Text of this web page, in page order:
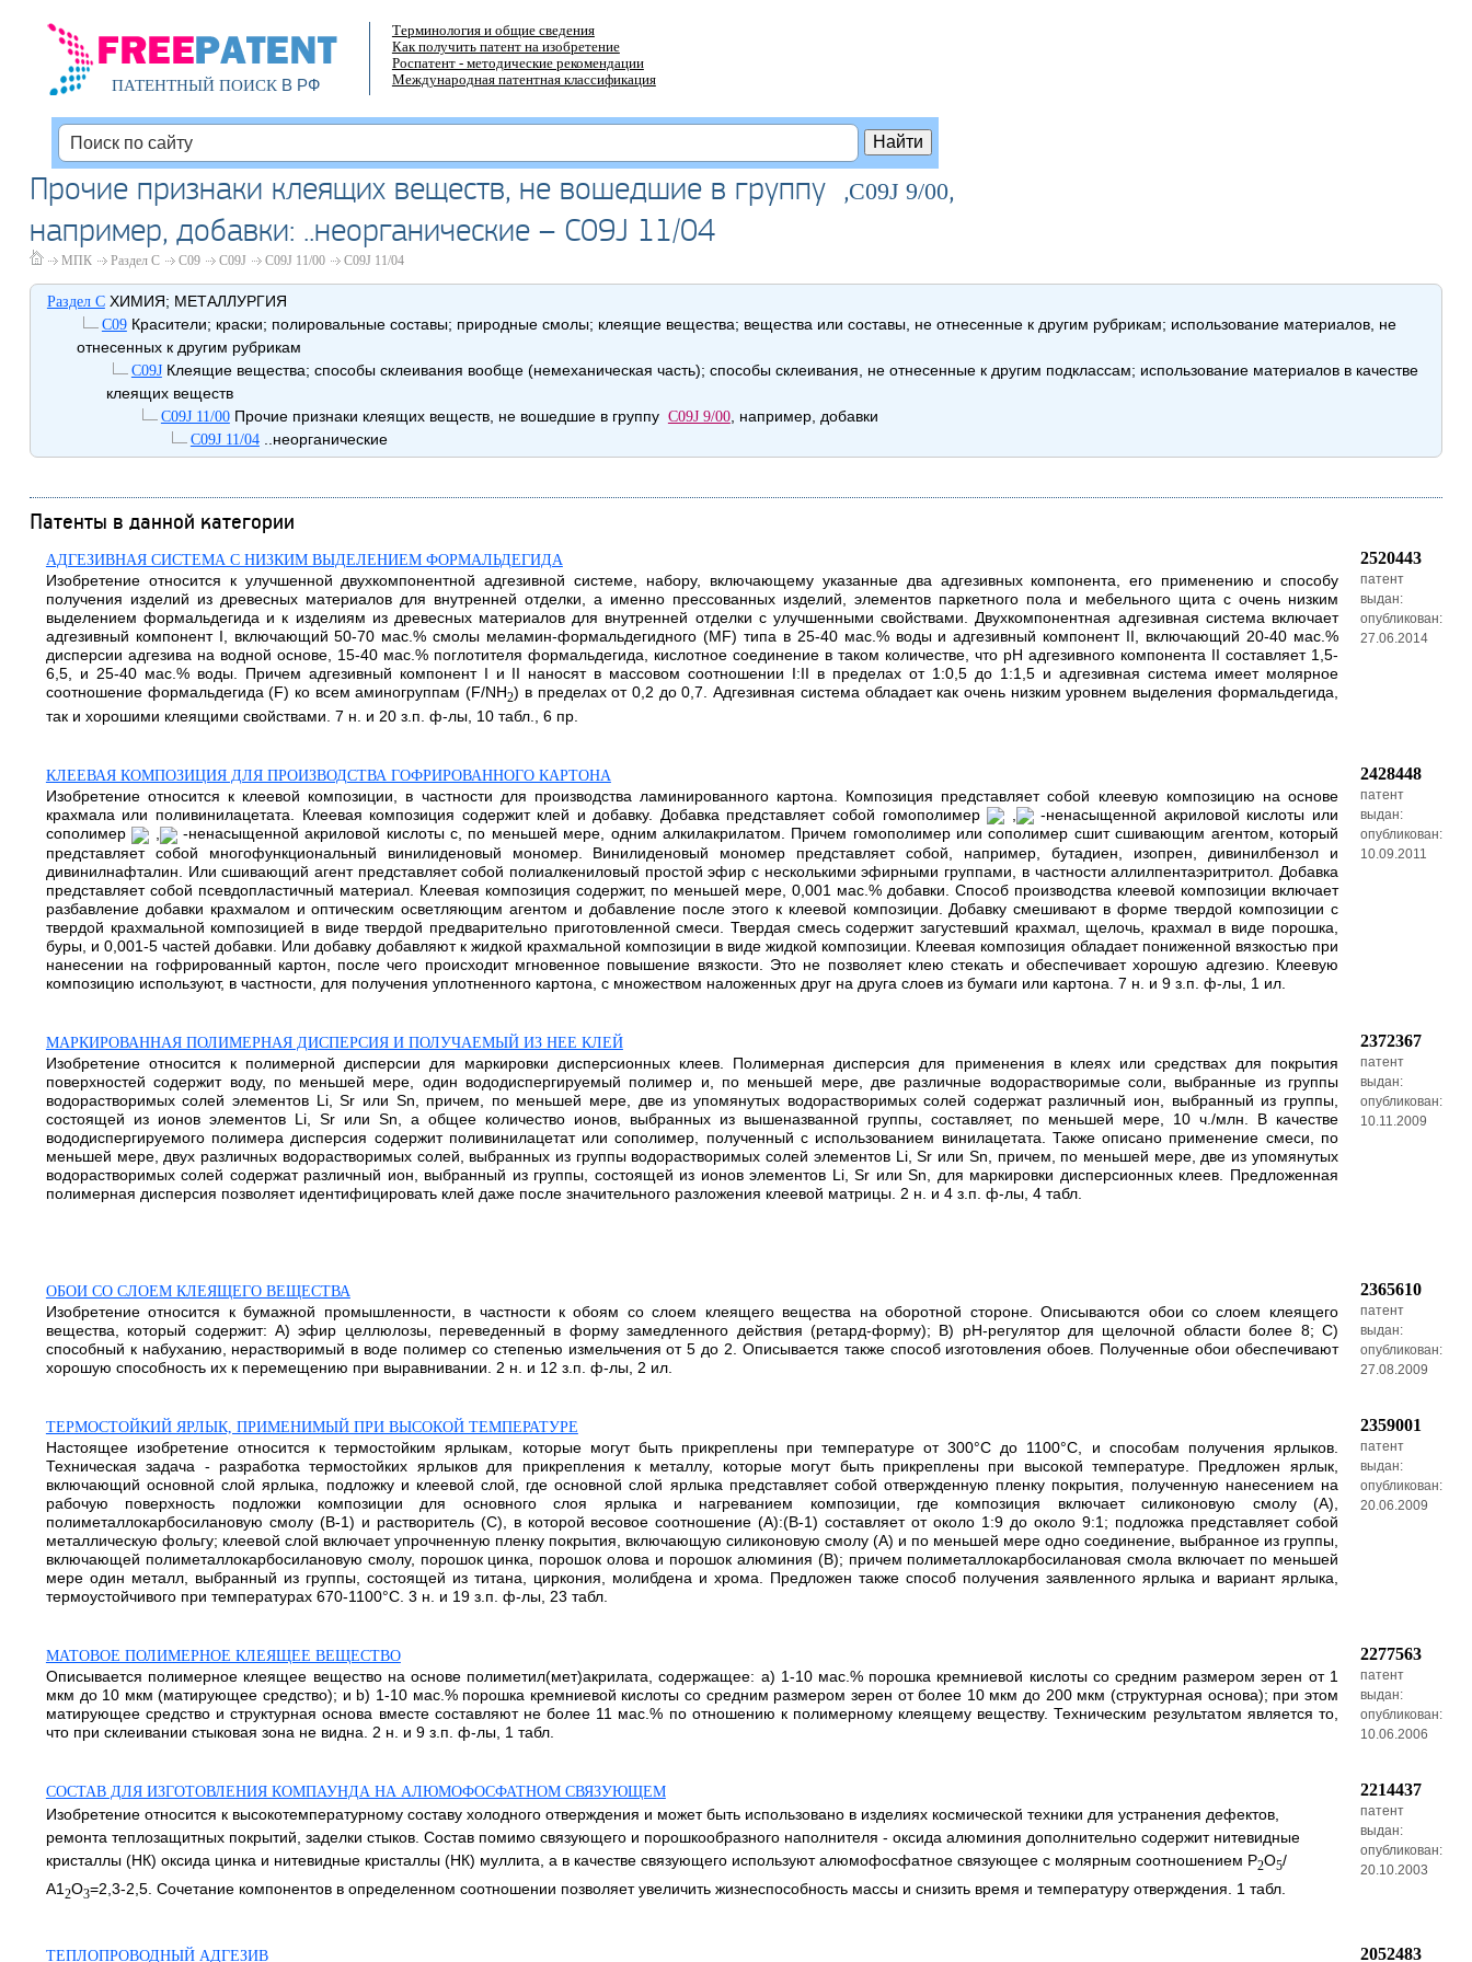
ПАТЕНТНЫЙ ПОИСКВ РФ
Терминология и общие сведения
Как получить патент на изобретение
Роспатент - методические рекомендации
Международная патентная классификация
Прочие признаки клеящих веществ, не вошедшие в группу ,C09J 9/00,
например, добавки: ..неорганические – C09J 11/04
МПК Раздел C C09 C09J C09J 11/00 C09J 11/04
Раздел CХИМИЯ; МЕТАЛЛУРГИЯ
C09Красители; краски; полировальные составы; природные смолы; клеящие вещества; вещества или составы, не отнесенные к другим рубрикам; использование материалов, не
отнесенных к другим рубрикам
C09JКлеящие вещества; способы склеивания вообще (немеханическая часть); способы склеивания, не отнесенные к другим подклассам; использование материалов в качестве
клеящих веществ
C09J 11/00Прочие признаки клеящих веществ, не вошедшие в группу C09J 9/00, например, добавки
C09J 11/04..неорганические
Патенты в данной категории
АДГЕЗИВНАЯ СИСТЕМА С НИЗКИМ ВЫДЕЛЕНИЕМ ФОРМАЛЬДЕГИДА
Изобретение относится к улучшенной двухкомпонентной адгезивной системе, набору, включающему указанные два адгезивных компонента, его применению и способу
получения изделий из древесных материалов для внутренней отделки, а именно прессованных изделий, элементов паркетного пола и мебельного щита с очень низким
выделением формальдегида и к изделиям из древесных материалов для внутренней отделки с улучшенными свойствами. Двухкомпонентная адгезивная система включает
адгезивный компонент I, включающий 50-70 мас.% смолы меламин-формальдегидного (MF) типа в 25-40 мас.% воды и адгезивный компонент II, включающий 20-40 мас.%
дисперсии адгезива на водной основе, 15-40 мас.% поглотителя формальдегида, кислотное соединение в таком количестве, что pH адгезивного компонента II составляет 1,5-
6,5, и 25-40 мас.% воды. Причем адгезивный компонент I и II наносят в массовом соотношении I:II в пределах от 1:0,5 до 1:1,5 и адгезивная система имеет молярное
соотношение формальдегида (F) ко всем аминогруппам (F/NH2) в пределах от 0,2 до 0,7. Адгезивная система обладает как очень низким уровнем выделения формальдегида,
так и хорошими клеящими свойствами. 7 н. и 20 з.п. ф-лы, 10 табл., 6 пр.
2520443
патент
выдан:
опубликован:
27.06.2014
КЛЕЕВАЯ КОМПОЗИЦИЯ ДЛЯ ПРОИЗВОДСТВА ГОФРИРОВАННОГО КАРТОНА
Изобретение относится к клеевой композиции, в частности для производства ламинированного картона. Композиция представляет собой клеевую композицию на основе
крахмала или поливинилацетата. Клеевая композиция содержит клей и добавку. Добавка представляет собой гомополимер
-ненасыщенной акриловой кислоты или
сополимер
,
-ненасыщенной акриловой кислоты с, по меньшей мере, одним алкилакрилатом. Причем гомополимер или сополимер сшит сшивающим агентом, который
представляет собой многофункциональный винилиденовый мономер. Винилиденовый мономер представляет собой, например, бутадиен, изопрен, дивинилбензол и
дивинилнафталин. Или сшивающий агент представляет собой полиалкениловый простой эфир с несколькими эфирными группами, в частности аллилпентаэритритол. Добавка
представляет собой псевдопластичный материал. Клеевая композиция содержит, по меньшей мере, 0,001 мас.% добавки. Способ производства клеевой композиции включает
разбавление добавки крахмалом и оптическим осветляющим агентом и добавление после этого к клеевой композиции. Добавку смешивают в форме твердой композиции с
твердой крахмальной композицией в виде твердой предварительно приготовленной смеси. Твердая смесь содержит загустевший крахмал, щелочь, крахмал в виде порошка,
буры, и 0,001-5 частей добавки. Или добавку добавляют к жидкой крахмальной композиции в виде жидкой композиции. Клеевая композиция обладает пониженной вязкостью при
нанесении на гофрированный картон, после чего происходит мгновенное повышение вязкости. Это не позволяет клею стекать и обеспечивает хорошую адгезию. Клеевую
композицию используют, в частности, для получения уплотненного картона, с множеством наложенных друг на друга слоев из бумаги или картона. 7 н. и 9 з.п. ф-лы, 1 ил.
2428448
патент
выдан:
опубликован:
10.09.2011
МАРКИРОВАННАЯ ПОЛИМЕРНАЯ ДИСПЕРСИЯ И ПОЛУЧАЕМЫЙ ИЗ НЕЕ КЛЕЙ
Изобретение относится к полимерной дисперсии для маркировки дисперсионных клеев. Полимерная дисперсия для применения в клеях или средствах для покрытия
поверхностей содержит воду, по меньшей мере, один вододиспергируемый полимер и, по меньшей мере, две различные водорастворимые соли, выбранные из группы
водорастворимых солей элементов Li, Sr или Sn, причем, по меньшей мере, две из упомянутых водорастворимых солей содержат различный ион, выбранный из группы,
состоящей из ионов элементов Li, Sr или Sn, а общее количество ионов, выбранных из вышеназванной группы, составляет, по меньшей мере, 10 ч./млн. В качестве
вододиспергируемого полимера дисперсия содержит поливинилацетат или сополимер, полученный с использованием винилацетата. Также описано применение смеси, по
меньшей мере, двух различных водорастворимых солей, выбранных из группы водорастворимых солей элементов Li, Sr или Sn, причем, по меньшей мере, две из упомянутых
водорастворимых солей содержат различный ион, выбранный из группы, состоящей из ионов элементов Li, Sr или Sn, для маркировки дисперсионных клеев. Предложенная
полимерная дисперсия позволяет идентифицировать клей даже после значительного разложения клеевой матрицы. 2 н. и 4 з.п. ф-лы, 4 табл.
2372367
патент
выдан:
опубликован:
10.11.2009
ОБОИ СО СЛОЕМ КЛЕЯЩЕГО ВЕЩЕСТВА
Изобретение относится к бумажной промышленности, в частности к обоям со слоем клеящего вещества на оборотной стороне. Описываются обои со слоем клеящего
вещества, который содержит: А) эфир целлюлозы, переведенный в форму замедленного действия (ретард-форму); В) рН-регулятор для щелочной области более 8; С)
способный к набуханию, нерастворимый в воде полимер со степенью измельчения от 5 до 2. Описывается также способ изготовления обоев. Полученные обои обеспечивают
хорошую способность их к перемещению при выравнивании. 2 н. и 12 з.п. ф-лы, 2 ил.
2365610
патент
выдан:
опубликован:
27.08.2009
ТЕРМОСТОЙКИЙ ЯРЛЫК, ПРИМЕНИМЫЙ ПРИ ВЫСОКОЙ ТЕМПЕРАТУРЕ
Настоящее изобретение относится к термостойким ярлыкам, которые могут быть прикреплены при температуре от 300°С до 1100°С, и способам получения ярлыков.
Техническая задача - разработка термостойких ярлыков для прикрепления к металлу, которые могут быть прикреплены при высокой температуре. Предложен ярлык,
включающий основной слой ярлыка, подложку и клеевой слой, где основной слой ярлыка представляет собой отвержденную пленку покрытия, полученную нанесением на
рабочую поверхность подложки композиции для основного слоя ярлыка и нагреванием композиции, где композиция включает силиконовую смолу (А),
полиметаллокарбосилановую смолу (В-1) и растворитель (С), в которой весовое соотношение (А):(В-1) составляет от около 1:9 до около 9:1; подложка представляет собой
металлическую фольгу; клеевой слой включает упрочненную пленку покрытия, включающую силиконовую смолу (А) и по меньшей мере одно соединение, выбранное из группы,
включающей полиметаллокарбосилановую смолу, порошок цинка, порошок олова и порошок алюминия (В); причем полиметаллокарбосилановая смола включает по меньшей
мере один металл, выбранный из группы, состоящей из титана, циркония, молибдена и хрома. Предложен также способ получения заявленного ярлыка и вариант ярлыка,
термоустойчивого при температурах 670-1100°С. 3 н. и 19 з.п. ф-лы, 23 табл.
2359001
патент
выдан:
опубликован:
20.06.2009
МАТОВОЕ ПОЛИМЕРНОЕ КЛЕЯЩЕЕ ВЕЩЕСТВО
Описывается полимерное клеящее вещество на основе полиметил(мет)акрилата, содержащее: a) 1-10 мас.% порошка кремниевой кислоты со средним размером зерен от 1
мкм до 10 мкм (матирующее средство); и b) 1-10 мас.% порошка кремниевой кислоты со средним размером зерен от более 10 мкм до 200 мкм (структурная основа); при этом
матирующее средство и структурная основа вместе составляют не более 11 мас.% по отношению к полимерному клеящему веществу. Техническим результатом является то,
что при склеивании стыковая зона не видна. 2 н. и 9 з.п. ф-лы, 1 табл.
2277563
патент
выдан:
опубликован:
10.06.2006
СОСТАВ ДЛЯ ИЗГОТОВЛЕНИЯ КОМПАУНДА НА АЛЮМОФОСФАТНОМ СВЯЗУЮЩЕМ
Изобретение относится к высокотемпературному составу холодного отверждения и может быть использовано в изделиях космической техники для устранения дефектов,
ремонта теплозащитных покрытий, заделки стыков. Состав помимо связующего и порошкообразного наполнителя - оксида алюминия дополнительно содержит нитевидные
кристаллы (НК) оксида цинка и нитевидные кристаллы (НК) муллита, а в качестве связующего используют алюмофосфатное связующее с молярным соотношением Р2О5/
А1 2О3=2,3-2,5. Сочетание компонентов в определенном соотношении позволяет увеличить жизнеспособность массы и снизить время и температуру отверждения. 1 табл.
2214437
патент
выдан:
опубликован:
20.10.2003
ТЕПЛОПРОВОДНЫЙ АДГЕЗИВ 2052483